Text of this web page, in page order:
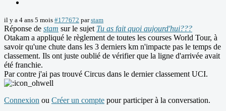
il y a 4 ans 5 mois #177672 parstam
Réponse de stam sur le sujet Tu as fait quoi aujourd'hui???
Otakam a appliqué le règlement de toutes les courses World Tour, à
savoir qu'une chute dans les 3 derniers km n'impacte pas le temps de
classement. Ils ont juste oublié de vérifier que la ligne d'arrivée avait
été franchie.
Par contre j'ai pas trouvé Circus dans le dernier classement UCI.
Connexion ou Créer un compte pour participer à la conversation.